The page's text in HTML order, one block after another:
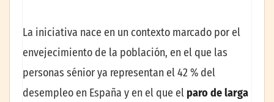
La iniciativa nace en un contexto marcado por el
envejecimiento de la población, en el que las
personas sénior ya representan el 42 % del
desempleo en España y en el que el paro de larga